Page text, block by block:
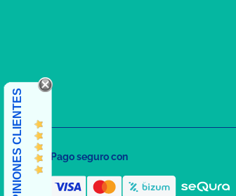
OPINIONES CLIENTES Pago seguro con